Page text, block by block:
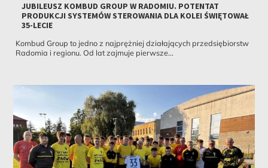
JUBILEUSZ KOMBUD GROUP W RADOMIU. POTENTAT
PRODUKCJI SYSTEMÓW STEROWANIA DLA KOLEI ŚWIĘTOWAŁ
35-LECIE
Kombud Group to jedno z najprężniej działających przedsiębiorstw
Radomia i regionu. Od lat zajmuje pierwsze...